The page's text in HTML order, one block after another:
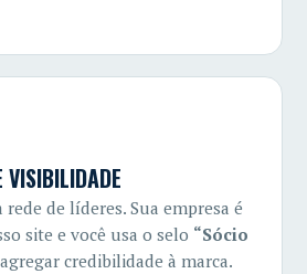
VISIBILIDADE
de líderes. Sua empresa é
site e você usa o selo “Sócio
credibilidade à marca.